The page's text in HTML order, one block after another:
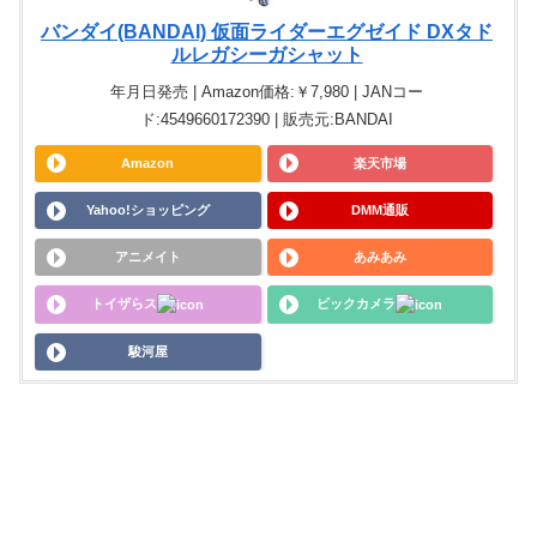
バンダイ(BANDAI) 仮面ライダーエグゼイド DXタド
ルレガシーガシャット
年月日発売 | Amazon価格:￥7,980 | JANコー
ド:4549660172390 | 販売元:BANDAI
Amazon 楽天市場
Yahoo!ショッピング DMM通販
アニメイト あみあみ
トイザらス ビックカメラ
駿河屋